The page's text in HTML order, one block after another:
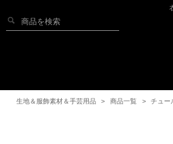
生地＆服飾素材＆手芸用品 > 商品一覧 > チュー